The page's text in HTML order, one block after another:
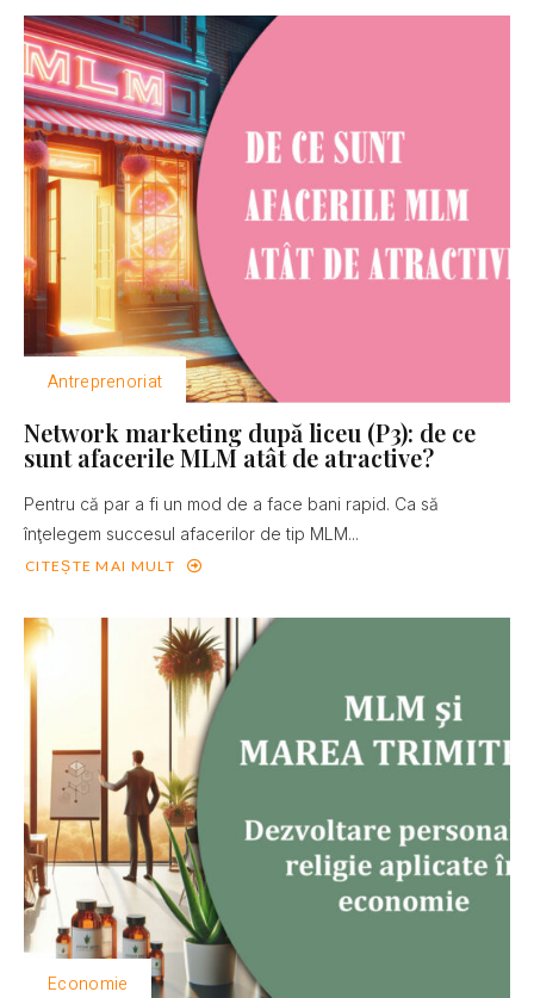
Antreprenoriat
Network marketing după liceu (P3): de ce
sunt afacerile MLM atât de atractive?
Pentru că par a fi un mod de a face bani rapid. Ca să
înţelegem succesul afacerilor de tip MLM...
CITEȘTE MAI MULT
Economie